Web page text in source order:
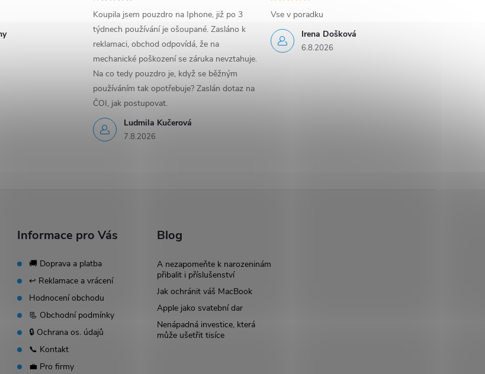
Ludmila Kučerová
7.8.2026
Koupila jsem pouzdro na Iphone, již po 3
týdnech používání je ošoupané. Zasláno k
reklamaci, obchod odpovídá, že na
mechanické poškození se záruka nevztahuje.
Na co tedy pouzdro je, když se běžným
používáním tak opotřebuje? Zaslán dotaz na
ČOI, jak postupovat.
Irena Došková
6.8.2026
Vse v poradku
Informace pro Vás
🚚 Doprava a platba
↩️ Reklamace a vrácení
Hodnocení obchodu
📃 Obchodní podmínky
🔒 Ochrana os. údajů
📞 Kontakt
💼 Pro firmy
Blog
A nezapomeňte k narozeninám
přibalit i příslušenství
Jak ochránit váš MacBook
Apple jako svatební dar
Nenápadná investice, která
může ušetřit tisíce